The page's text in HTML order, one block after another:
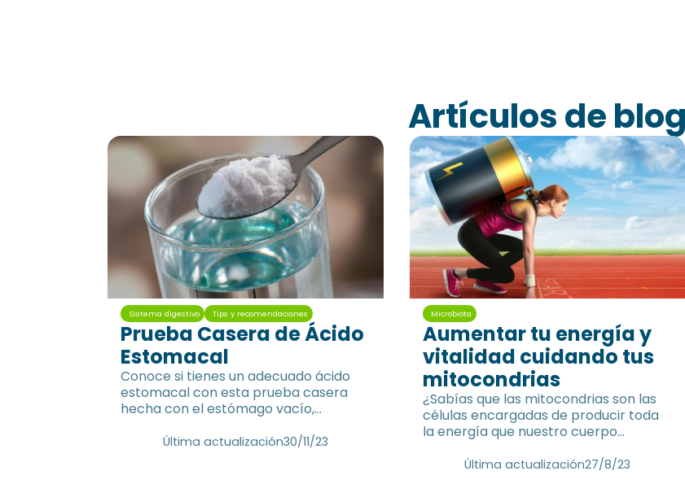
Artículos de blog
Sistema digestivo Tips y recomendaciones
Prueba Casera de Ácido
Estomacal
Conoce si tienes un adecuado ácido
estomacal con esta prueba casera
hecha con el estómago vacío,
Última actualización30/11/23
Microbiota
Aumentar tu energía y
vitalidad cuidando tus
mitocondrias
¿Sabías que las mitocondrias son las
células encargadas de producir toda
la energía que nuestro cuerpo
mitocondrias son las encargadas de
Última actualización27/8/23